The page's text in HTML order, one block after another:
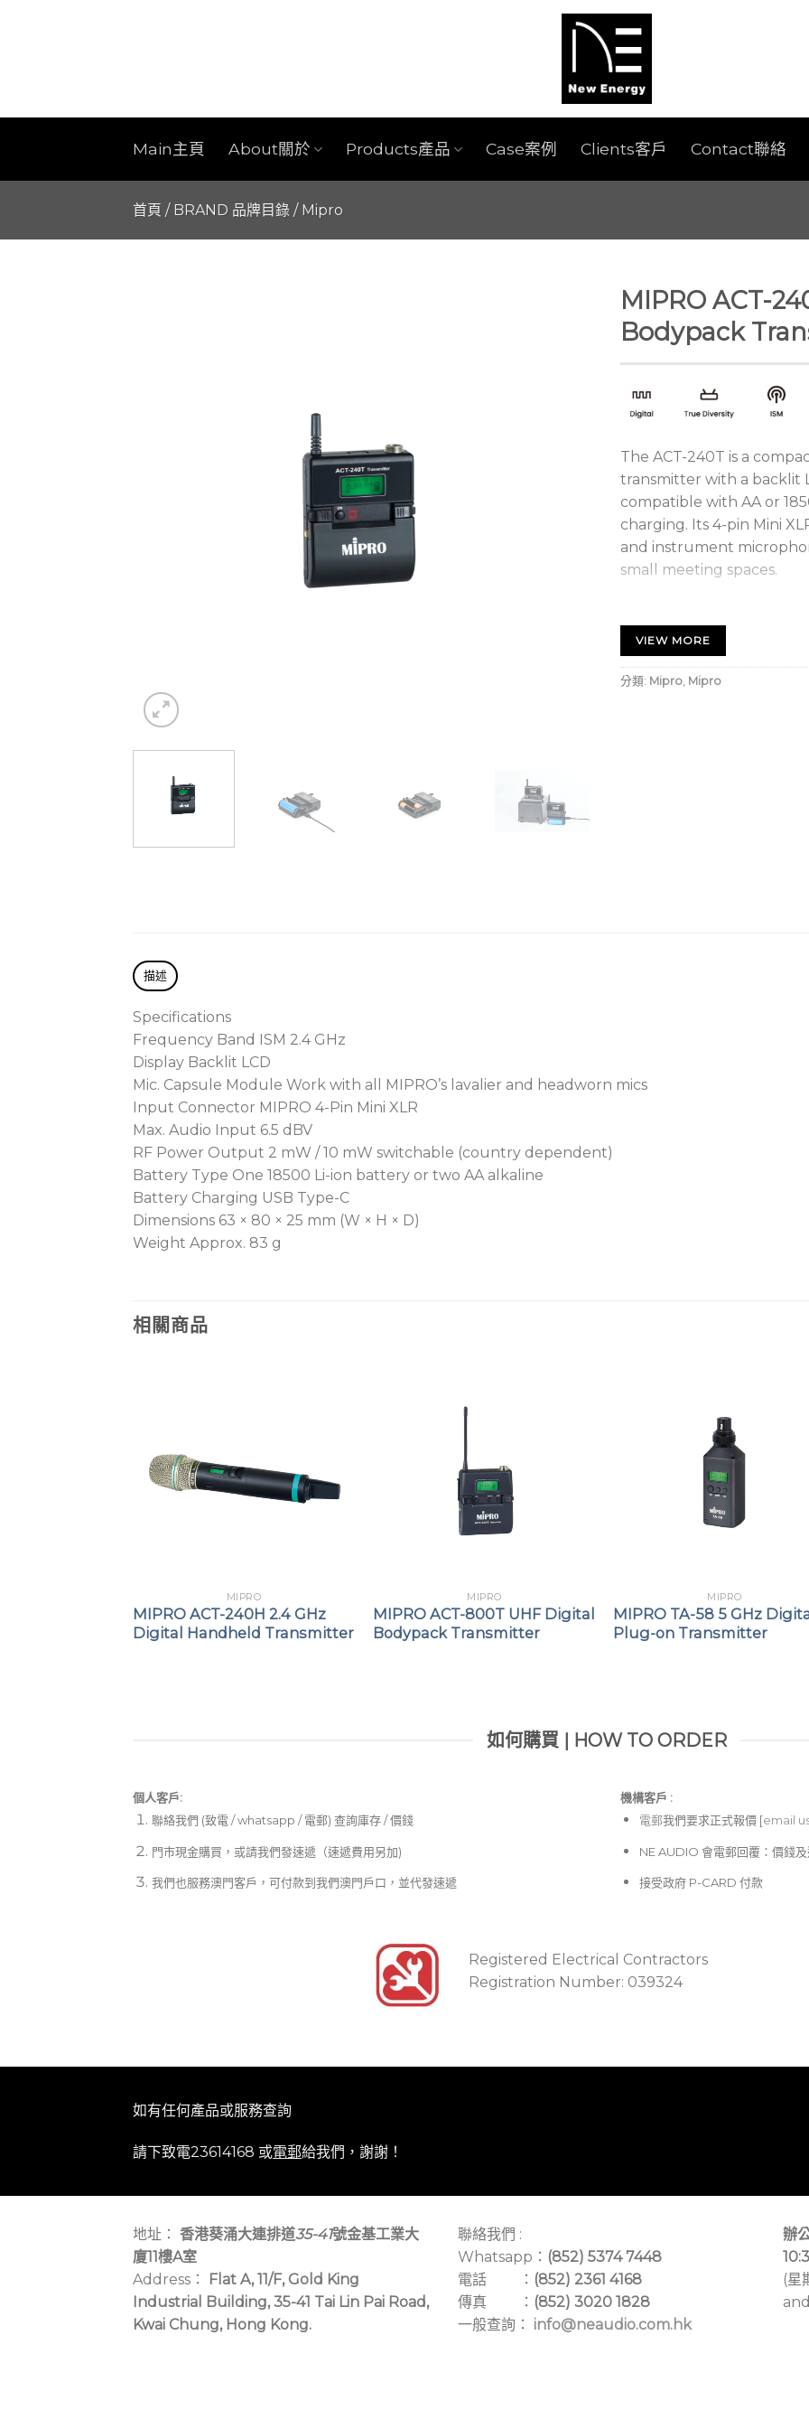
Main主頁 About關於 Products產品 Case案例 Clients客戶 Contact聯絡
首頁 / BRAND 品牌目錄 / Mipro
MIPRO ACT-
Bodypack
The ACT-240T is a
transmitter with a backlit
compatible with AA or
charging. Its 4-pin Mini
and instrument
small meeting spaces.
GHz ISM band is
receivers and portable
presentations, and
MIPRO’s full range of
Patented dual-
採用全新設計的輕巧機殼
配備背光 LCD 顯示器，
提供本體按鍵與外部連線
輸入端採 MIPRO 4-Pin
採用 MIPRO 獨創的 ACT
率。
充電線充電。
VIEW MORE
分類: Mipro, Mipro
描述
Specifications
Frequency Band ISM 2.4 GHz
Display Backlit LCD
Mic. Capsule Module Work with all MIPRO’s lavalier and headworn mics
Input Connector MIPRO 4-Pin Mini XLR
Max. Audio Input 6.5 dBV
RF Power Output 2 mW / 10 mW switchable (country dependent)
Battery Type One 18500 Li-ion battery or two AA alkaline
Battery Charging USB Type-C
Dimensions 63 × 80 × 25 mm (W × H × D)
Weight Approx. 83 g
相關商品
MIPRO
MIPRO ACT-240H 2.4 GHz
Digital Handheld Transmitter
MIPRO
MIPRO ACT-800T UHF Digital
Bodypack Transmitter
MIPRO
MIPRO TA-58 5 GHz
Plug-on Transmitter
如何購買 | HOW TO ORDER
個人客戶:
聯絡我們 (致電 / whatsapp / 電郵) 查詢庫存 / 價錢
門市現金購買，或請我們發速遞（速遞費用另加)
我們也服務澳門客戶，可付款到我們澳門戶口，並代發速遞
機構客戶 :​
電郵我們要求正式報價 [email
NE AUDIO 會電郵回覆：價錢
接受政府 P-CARD 付款
Registered Electrical Contractors
Registration Number: 039324
如有任何產品或服務查詢
請下致電23614168 或電郵給我們，謝謝！
地址： 香港葵涌大連排道35-41號金基工業大
廈11樓A室
Address：
Flat A, 11/F, Gold King
Industrial Building, 35-41 Tai Lin Pai Road,
Kwai Chung, Hong Kong.
聯絡我們 :
Whatsapp： (852) 5374 7448
電話 ： (852) 2361 4168
傳真 ： (852) 3020 1828
一般查詢： info@neaudio.com.hk
辦
(星